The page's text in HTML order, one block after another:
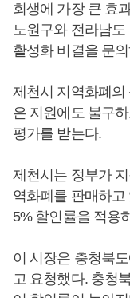
회생에 가장 큰 효
노원구와 전라남도
활성화 비결을 문
제천시 지역화폐의
은 지원에도 불구
평가를 받는다.
제천시는 정부가
역화폐를 판매하고
5% 할인률을 적용
이 시장은 충청북
고 요청했다. 충청